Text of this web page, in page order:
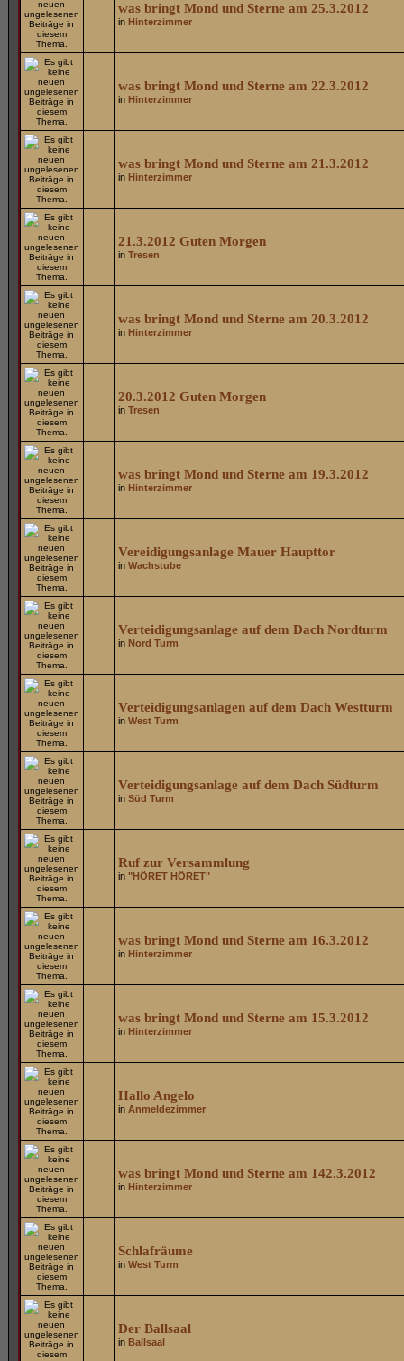
was bringt Mond und Sterne am 25.3.2012
in Hinterzimmer
was bringt Mond und Sterne am 22.3.2012
in Hinterzimmer
was bringt Mond und Sterne am 21.3.2012
in Hinterzimmer
21.3.2012 Guten Morgen
in Tresen
was bringt Mond und Sterne am 20.3.2012
in Hinterzimmer
20.3.2012 Guten Morgen
in Tresen
was bringt Mond und Sterne am 19.3.2012
in Hinterzimmer
Vereidigungsanlage Mauer Haupttor
in Wachstube
Verteidigungsanlage auf dem Dach Nordturm
in Nord Turm
Verteidigungsanlagen auf dem Dach Westturm
in West Turm
Verteidigungsanlage auf dem Dach Südturm
in Süd Turm
Ruf zur Versammlung
in "HÖRET HÖRET"
was bringt Mond und Sterne am 16.3.2012
in Hinterzimmer
was bringt Mond und Sterne am 15.3.2012
in Hinterzimmer
Hallo Angelo
in Anmeldezimmer
was bringt Mond und Sterne am 142.3.2012
in Hinterzimmer
Schlafräume
in West Turm
Der Ballsaal
in Ballsaal